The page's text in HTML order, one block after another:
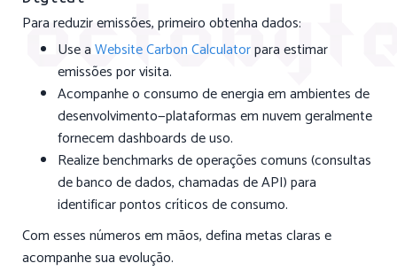
Para reduzir emissões, primeiro obtenha dados:
Use aWebsite Carbon Calculatorpara estimar
emissões por visita.
Acompanhe o consumo de energia em ambientes de
desenvolvimento—plataformas em nuvem geralmente
fornecem dashboards de uso.
Realize benchmarks de operações comuns (consultas
de banco de dados, chamadas de API) para
identificar pontos críticos de consumo.
Com esses números em mãos, defina metas claras e
acompanhe sua evolução.